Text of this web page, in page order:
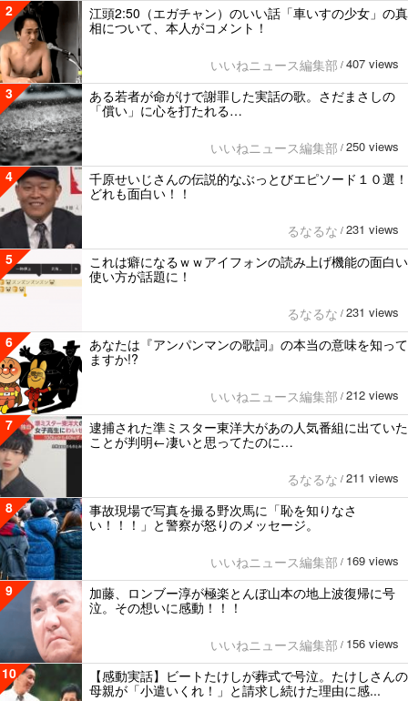
2
江頭2:50（エガチャン）のいい話「車いすの少女」の真
相について、本人がコメント！
いいねニュース編集部 / 407 views
3
ある若者が命がけで謝罪した実話の歌。さだまさしの
「償い」に心を打たれる…
いいねニュース編集部 / 250 views
4
千原せいじさんの伝説的なぶっとびエピソード１０選！
どれも面白い！！
るなるな / 231 views
5
これは癖になるｗｗアイフォンの読み上げ機能の面白い
使い方が話題に！
るなるな / 231 views
6
あなたは『アンパンマンの歌詞』の本当の意味を知って
ますか!?
いいねニュース編集部 / 212 views
7
逮捕された準ミスター東洋大があの人気番組に出ていた
ことが判明←凄いと思ってたのに…
るなるな / 211 views
8
事故現場で写真を撮る野次馬に「恥を知りなさ
い！！！」と警察が怒りのメッセージ。
いいねニュース編集部 / 169 views
9
加藤、ロンブー淳が極楽とんぼ山本の地上波復帰に号
泣。その想いに感動！！！
いいねニュース編集部 / 156 views
10
【感動実話】ビートたけしが葬式で号泣。たけしさんの
母親が「小遣いくれ！」と請求し続けた理由に感...